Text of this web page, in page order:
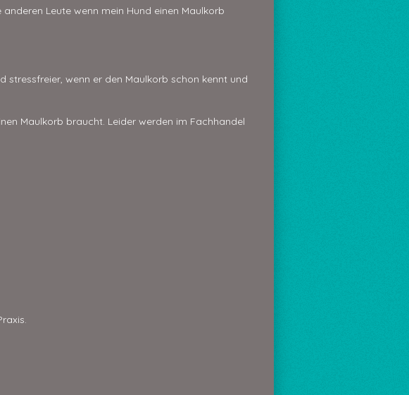
Leute wenn mein Hund einen Maulkorb
wenn er den Maulkorb schon kennt und
Maulkorb braucht. Leider werden im Fachhandel